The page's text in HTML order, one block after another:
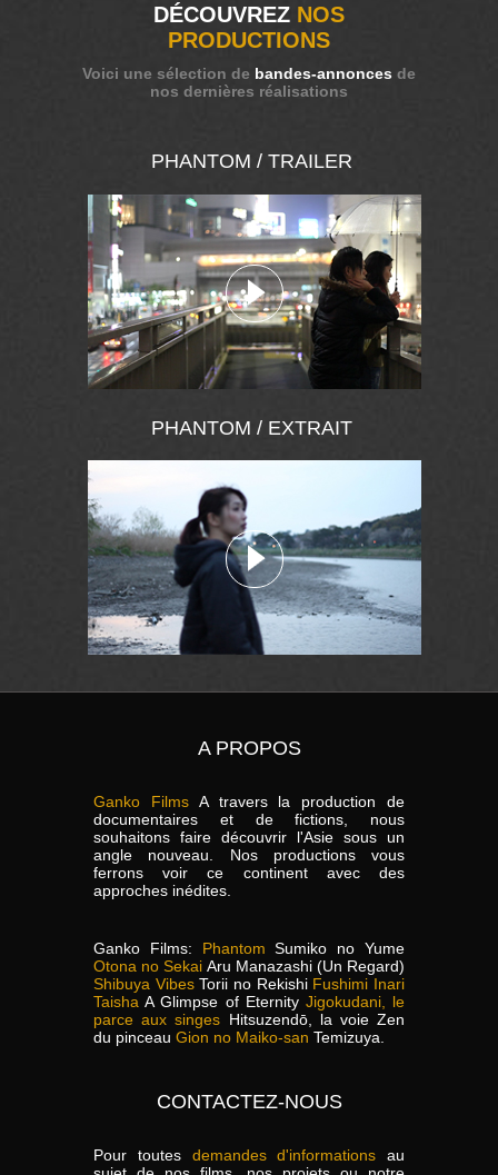
DÉCOUVREZ NOS
PRODUCTIONS
Voici une sélection de bandes-annonces de
nos dernières réalisations
PHANTOM / TRAILER
PHANTOM / EXTRAIT
A PROPOS
Ganko Films A travers la production de
documentaires et de fictions, nous
souhaitons faire découvrir l'Asie sous un
angle nouveau. Nos productions vous
ferrons voir ce continent avec des
approches inédites.
Ganko Films: PhantomSumiko no Yume
Otona no Sekai Aru Manazashi (Un Regard)
Shibuya VibesTorii no Rekishi Fushimi Inari
TaishaA Glimpse of Eternity Jigokudani, le
parce aux singes Hitsuzendō, la voie Zen
du pinceau Gion no Maiko-san Temizuya.
CONTACTEZ-NOUS
Pour toutes demandes d'informations au